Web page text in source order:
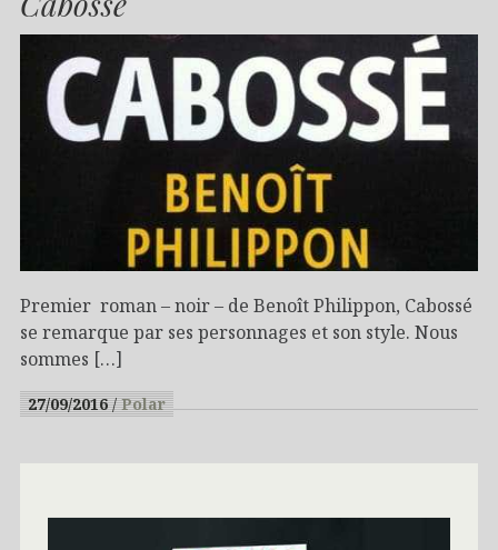
Premier roman – noir – de Benoît Philippon, Cabossé
se remarque par ses personnages et son style. Nous
sommes […]
27/09/2016 Polar